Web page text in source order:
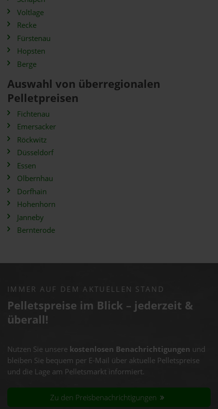
Voltlage
Recke
Fürstenau
Hopsten
Berge
Auswahl von überregionalen
Pelletpreisen
Fichtenau
Emersacker
Röckwitz
Düsseldorf
Essen
Olbernhau
Dorfhain
Hohenhorn
Janneby
Bernterode
IMMER AUF DEM AKTUELLEN STAND
Pelletspreise im Blick – jederzeit &
überall!
Nutzen Sie unsere kostenlosen Benachrichtigungen und
bleiben Sie bequem per E-Mail über aktuelle Pelletspreise
und die Lage am Pelletsmarkt informiert.
Zu den Preisbenachrichtigungen